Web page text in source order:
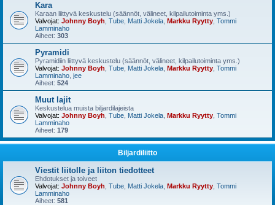
Kara
Karaan liittyvä keskustelu (säännöt, välineet, kilpailutoiminta yms.)
Valvojat: Johnny Boyh Tube Matti Jokela Markku Ryytty Tommi
Lamminaho
Aiheet: 303
Pyramidi
Pyramidiin liittyvä keskustelu (säännöt, välineet, kilpailutoiminta yms.)
Valvojat: Johnny Boyh Tube Matti Jokela Markku Ryytty Tommi
Lamminaho jee
Aiheet: 524
Muut lajit
Keskustelua muista biljardilajeista
Valvojat: Johnny Boyh Tube Matti Jokela Markku Ryytty Tommi
Lamminaho
Aiheet: 179
Biljardiliitto
Viestit liitolle ja liiton tiedotteet
Ehdotukset ja toiveet
Valvojat: Johnny Boyh Tube Matti Jokela Markku Ryytty Tommi
Lamminaho
Aiheet: 581